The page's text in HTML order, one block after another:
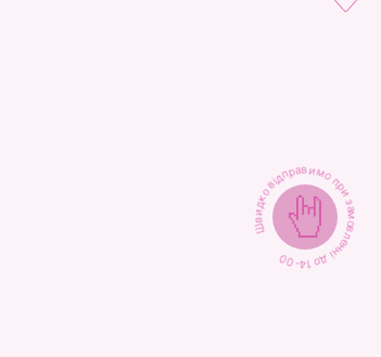
Швидко відправимо при замовленні до 14-00